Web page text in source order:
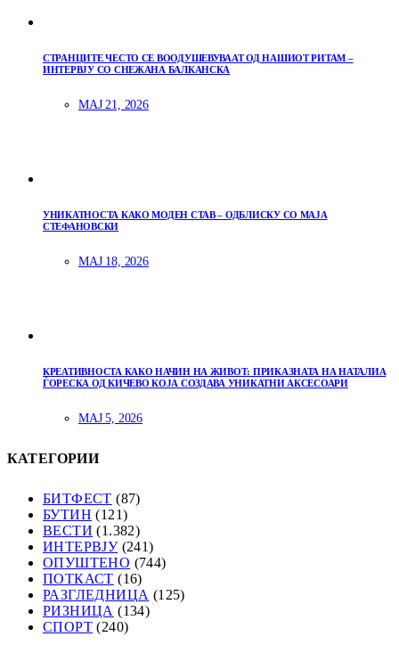
СТРАНЦИТЕ ЧЕСТО СЕ ВООДУШЕВУВААТ ОД НАШИОТ РИТАМ –
ИНТЕРВЈУ СО СНЕЖАНА БАЛКАНСКА
МАЈ 21, 2026
УНИКАТНОСТА КАКО МОДЕН СТАВ – ОДБЛИСКУ СО МАЈА
СТЕФАНОВСКИ
МАЈ 18, 2026
КРЕАТИВНОСТА КАКО НАЧИН НА ЖИВОТ: ПРИКАЗНАТА НА НАТАЛИА
ЃОРЕСКА ОД КИЧЕВО КОЈА СОЗДАВА УНИКАТНИ АКСЕСОАРИ
МАЈ 5, 2026
КАТЕГОРИИ
БИТФЕСТ (87)
БУТИН (121)
ВЕСТИ (1.382)
ИНТЕРВЈУ(241)
ОПУШТЕНО (744)
ПОТКАСТ (16)
РАЗГЛЕДНИЦА (125)
РИЗНИЦА (134)
СПОРТ (240)